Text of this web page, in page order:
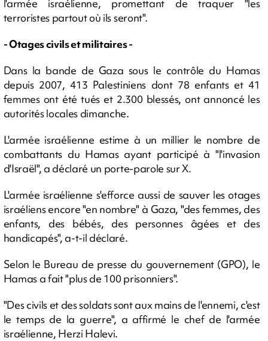
l'armée israélienne, promettant de traquer "les
terroristes partout où ils seront".
- Otages civils et militaires -
Dans la bande de Gaza sous le contrôle du Hamas
depuis 2007, 413 Palestiniens dont 78 enfants et 41
femmes ont été tués et 2.300 blessés, ont annoncé les
autorités locales dimanche.
L'armée israélienne estime à un millier le nombre de
combattants du Hamas ayant participé à "l'invasion
d'Israël", a déclaré un porte-parole sur X.
L'armée israélienne s'efforce aussi de sauver les otages
israéliens encore "en nombre" à Gaza, "des femmes, des
enfants, des bébés, des personnes âgées et des
handicapés", a-t-il déclaré.
Selon le Bureau de presse du gouvernement (GPO), le
Hamas a fait "plus de 100 prisonniers".
"Des civils et des soldats sont aux mains de l'ennemi, c'est
le temps de la guerre", a affirmé le chef de l'armée
israélienne, Herzi Halevi.